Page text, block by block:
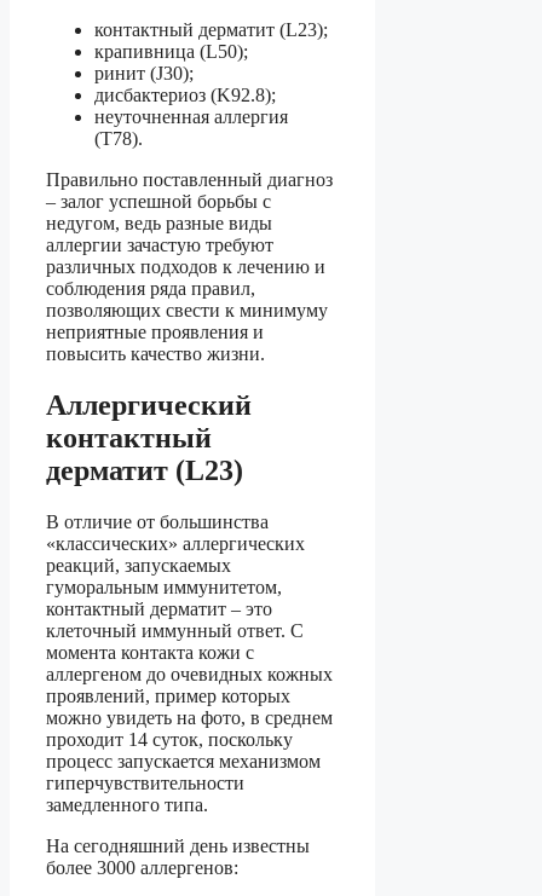
контактный дерматит (L23);
крапивница (L50);
ринит (J30);
дисбактериоз (K92.8);
неуточненная аллергия
(T78).
Правильно поставленный диагноз
– залог успешной борьбы с
недугом, ведь разные виды
аллергии зачастую требуют
различных подходов к лечению и
соблюдения ряда правил,
позволяющих свести к минимуму
неприятные проявления и
повысить качество жизни.
Аллергический
контактный
дерматит (L23)
В отличие от большинства
«классических» аллергических
реакций, запускаемых
гуморальным иммунитетом,
контактный дерматит – это
клеточный иммунный ответ. С
момента контакта кожи с
аллергеном до очевидных кожных
проявлений, пример которых
можно увидеть на фото, в среднем
проходит 14 суток, поскольку
процесс запускается механизмом
гиперчувствительности
замедленного типа.
На сегодняшний день известны
более 3000 аллергенов: